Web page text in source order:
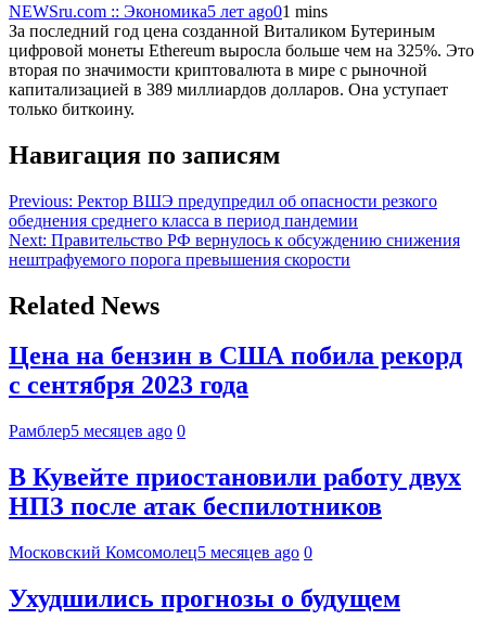
NEWSru.com :: Экономика5 лет ago01 mins
За последний год цена созданной Виталиком Бутериным
цифровой монеты Ethereum выросла больше чем на 325%. Это
вторая по значимости криптовалюта в мире с рыночной
капитализацией в 389 миллиардов долларов. Она уступает
только биткоину.
Навигация по записям
Previous: Ректор ВШЭ предупредил об опасности резкого
обеднения среднего класса в период пандемии
Next: Правительство РФ вернулось к обсуждению снижения
нештрафуемого порога превышения скорости
Related News
Цена на бензин в США побила рекорд
с сентября 2023 года
Рамблер5 месяцев ago 0
В Кувейте приостановили работу двух
НПЗ после атак беспилотников
Московский Комсомолец5 месяцев ago 0
Ухудшились прогнозы о будущем